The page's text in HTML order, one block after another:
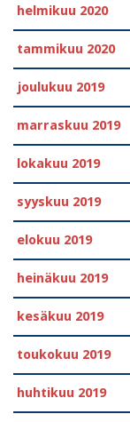
helmikuu 2020
tammikuu 2020
joulukuu 2019
marraskuu 2019
lokakuu 2019
syyskuu 2019
elokuu 2019
heinäkuu 2019
kesäkuu 2019
toukokuu 2019
huhtikuu 2019